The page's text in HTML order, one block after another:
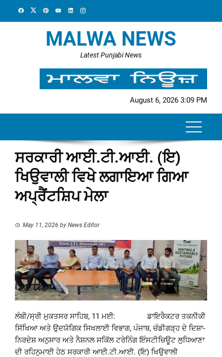
MALWA NEWS
Latest Punjabi News
August 6, 2026 3:09 PM
ਸਰਕਾਰੀ ਆਈ.ਟੀ.ਆਈ. (ਇ)
ਖਿਉਵਾਲੀ ਵਿਖੇ ਲਗਾਇਆ ਗਿਆ
ਅਪ੍ਰੈਂਟਸ਼ਿਪ ਮੇਲਾ
May 11, 2026 by News Editor
ਲੰਬੀ/ਸ੍ਰੀ ਮੁਕਤਸਰ ਸਾਹਿਬ, 11 ਮਈ: ਡਾਇਰੈਕਟਰ ਤਕਨੀਕੀ
ਸਿੱਖਿਆ ਅਤੇ ਉਦਯੋਗਿਕ ਸਿਖਲਾਈ ਵਿਭਾਗ, ਪੰਜਾਬ, ਚੰਡੀਗੜ੍ਹ ਦੇ ਦਿਸ਼ਾ-
ਨਿਰਦੇਸ਼ ਅਨੁਸਾਰ ਅਤੇ ਨੈਸ਼ਨਲ ਸਕਿੱਲ ਟਰੇਨਿੰਗ ਇੰਸਟੀਚਿਊਟ ਲੁਧਿਆਣਾ
ਦੀ ਰਹਿਨੁਮਾਈ ਹੇਠ ਸਰਕਾਰੀ ਆਈ.ਟੀ.ਆਈ. (ਇ) ਖਿਉਵਾਲੀ